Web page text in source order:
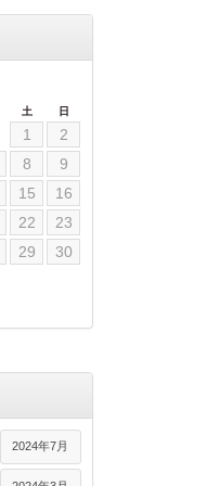
土 日
1
2
8
9
15
16
22
23
29
30
2024年7月